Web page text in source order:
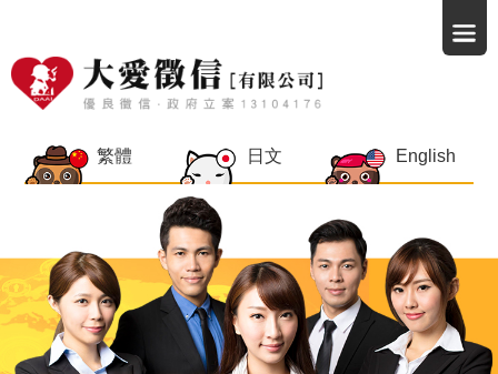
繁體 日文 English